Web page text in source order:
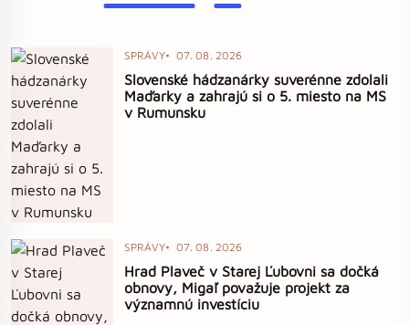
SPRÁVY 07. 08. 2026
Slovenské hádzanárky suverénne zdolali
Maďarky a zahrajú si o 5. miesto na MS
v Rumunsku
SPRÁVY 07. 08. 2026
Hrad Plaveč v Starej Ľubovni sa dočká
obnovy, Migaľ považuje projekt za
významnú investíciu